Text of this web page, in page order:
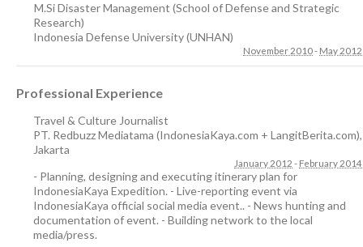
M.Si Disaster Management (School of Defense and Strategic
Research)
Indonesia Defense University (UNHAN)
November 2010- May 2012
Professional Experience
Travel & Culture Journalist
PT. Redbuzz Mediatama (IndonesiaKaya.com + LangitBerita.com),
Jakarta
January 2012 - February 2014
- Planning, designing and executing itinerary plan for
IndonesiaKaya Expedition. - Live-reporting event via
IndonesiaKaya official social media event.. - News hunting and
documentation of event. - Building network to the local
media/press.